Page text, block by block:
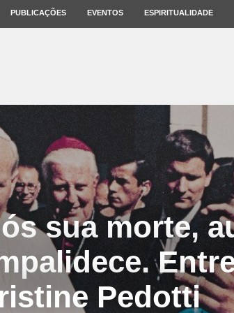
PUBLICAÇÕES EVENTOS ESPIRITUALIDADE
sua morte,
Pedotti